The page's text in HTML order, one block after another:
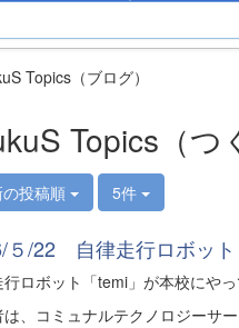
Topics（ブログ）
Topics（つ
投稿順 5件
５/22 自律走行ロボット
行ロボット「temi」が本校にやっ
、コミュナルテクノロジーサー